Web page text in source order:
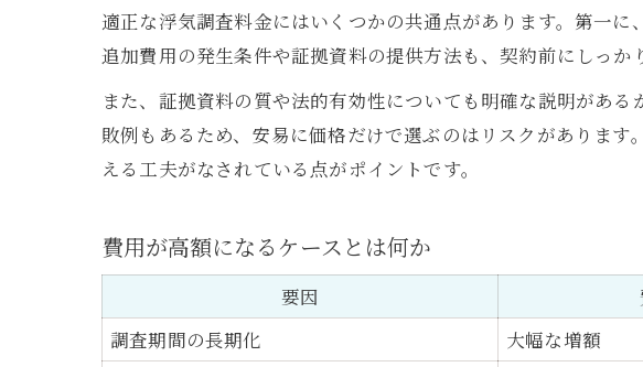
適正な浮気調査料金にはいくつかの共通点があります。第一
追加費用の発生条件や証拠資料の提供方法も、契約前にしっか
また、証拠資料の質や法的有効性についても明確な説明があ
敗例もあるため、安易に価格だけで選ぶのはリスクがありま
える工夫がなされている点がポイントです。
費用が高額になるケースとは何か
要因
調査期間の長期化
大幅な増額